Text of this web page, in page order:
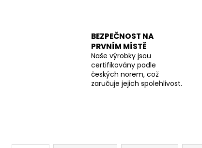
BEZPEČNOST NA
PRVNÍM MÍSTĚ
Naše výrobky jsou
certifikovány podle
českých norem, což
zaručuje jejich spolehlivost.